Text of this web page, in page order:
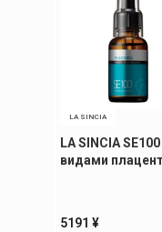
LA SINCIA
LA SINCIA
видами
5191 ¥